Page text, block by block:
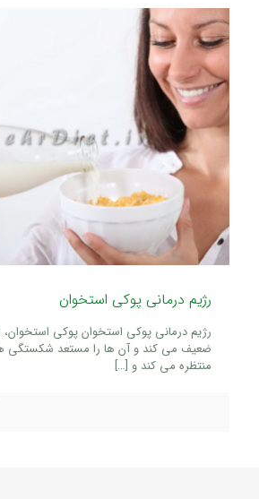
رژیم درمانی پوکی استخوان
رژیم درمانی پوکی استخوان پوکی استخوان،
ضعیف می کند و آن ها را مستعد شکستگی
منتظره می کند و […]